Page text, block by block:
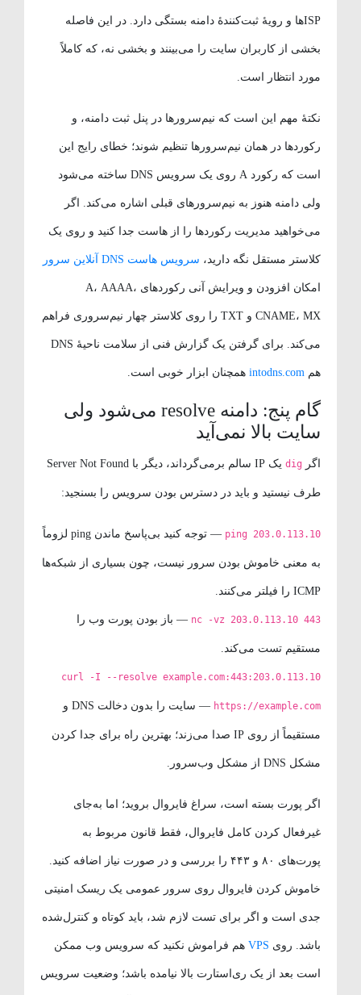
ISPها و رویهٔ ثبت‌کنندهٔ دامنه بستگی دارد. در این فاصله
بخشی از کاربران سایت را می‌بینند و بخشی نه، که کاملاً
مورد انتظار است.
نکتهٔ مهم این است که نیم‌سرورها در پنل ثبت دامنه، و
رکوردها در همان نیم‌سرورها تنظیم شوند؛ خطای رایج این
است که رکورد A روی یک سرویس DNS ساخته می‌شود
ولی دامنه هنوز به نیم‌سرورهای قبلی اشاره می‌کند. اگر
می‌خواهید مدیریت رکوردها را از هاست جدا کنید و روی یک
کلاستر مستقل نگه دارید، سرویس هاست DNS آنلاین سرور
امکان افزودن و ویرایش آنی رکوردهای A، AAAA،
CNAME، MX و TXT را روی کلاستر چهار نیم‌سروری فراهم
می‌کند. برای گرفتن یک گزارش فنی از سلامت ناحیهٔ DNS
هم intodns.com همچنان ابزار خوبی است.
گام پنج: دامنه resolve می‌شود ولی
سایت بالا نمی‌آید
اگر dig یک IP سالم برمی‌گرداند، دیگر با Server Not Found
طرف نیستید و باید در دسترس بودن سرویس را بسنجید:
ping 203.0.113.10 — توجه کنید بی‌پاسخ ماندن ping لزوماً
به معنی خاموش بودن سرور نیست، چون بسیاری از شبکه‌ها
ICMP را فیلتر می‌کنند.
nc -vz 203.0.113.10 443 — باز بودن پورت وب را
مستقیم تست می‌کند.
curl -I --resolve example.com:443:203.0.113.10
https://example.com — سایت را بدون دخالت DNS و
مستقیماً از روی IP صدا می‌زند؛ بهترین راه برای جدا کردن
مشکل DNS از مشکل وب‌سرور.
اگر پورت بسته است، سراغ فایروال بروید؛ اما به‌جای
غیرفعال کردن کامل فایروال، فقط قانون مربوط به
پورت‌های ۸۰ و ۴۴۳ را بررسی و در صورت نیاز اضافه کنید.
خاموش کردن فایروال روی سرور عمومی یک ریسک امنیتی
جدی است و اگر برای تست لازم شد، باید کوتاه و کنترل‌شده
باشد. روی VPS هم فراموش نکنید که سرویس وب ممکن
است بعد از یک ری‌استارت بالا نیامده باشد؛ وضعیت سرویس